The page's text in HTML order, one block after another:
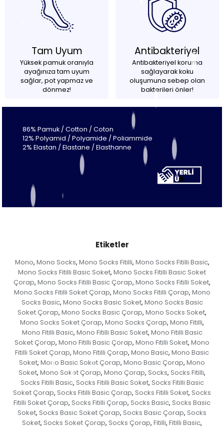
Tam Uyum
Yüksek pamuk oranıyla
ayağınıza tam uyum
sağlar, pot yapmaz ve
dönmez!
Antibakteriyel
Antibakteriyel koruma
sağlayarak koku
oluşumuna sebep olan
bakterileri önler!
86% Pamuk / Cotton / Coton
12% Polyamid / Polyamide / Poliammide
2% Elastan / Elastane / Elasthanne
Etiketler
Mono, Mono Socks, Mono Socks Fitilli, Mono Socks Fitilli Basic,
Mono Socks Fitilli Basic Soket, Mono Socks Fitilli Basic Soket
Çorap, Mono Socks Fitilli Basic Çorap, Mono Socks Fitilli Soket,
Mono Socks Fitilli Soket Çorap, Mono Socks Fitilli Çorap, Mono
Socks Basic, Mono Socks Basic Soket, Mono Socks Basic
Soket Çorap, Mono Socks Basic Çorap, Mono Socks Soket,
Mono Socks Soket Çorap, Mono Socks Çorap, Mono Fitilli,
Mono Fitilli Basic, Mono Fitilli Basic Soket, Mono Fitilli Basic
Soket Çorap, Mono Fitilli Basic Çorap, Mono Fitilli Soket, Mono
Fitilli Soket Çorap, Mono Fitilli Çorap, Mono Basic, Mono Basic
Soket, Mono Basic Soket Çorap, Mono Basic Çorap, Mono
Soket, Mono Soket Çorap, Mono Çorap, Socks, Socks Fitilli,
Socks Fitilli Basic, Socks Fitilli Basic Soket, Socks Fitilli Basic
Soket Çorap, Socks Fitilli Basic Çorap, Socks Fitilli Soket, Socks
Fitilli Soket Çorap, Socks Fitilli Çorap, Socks Basic, Socks Basic
Soket, Socks Basic Soket Çorap, Socks Basic Çorap, Socks
Soket, Socks Soket Çorap, Socks Çorap, Fitilli, Fitilli Basic,